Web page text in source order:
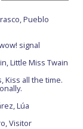
Pueblo
signal
Little Miss Twain
Kiss all the time.
Lúa
Visitor